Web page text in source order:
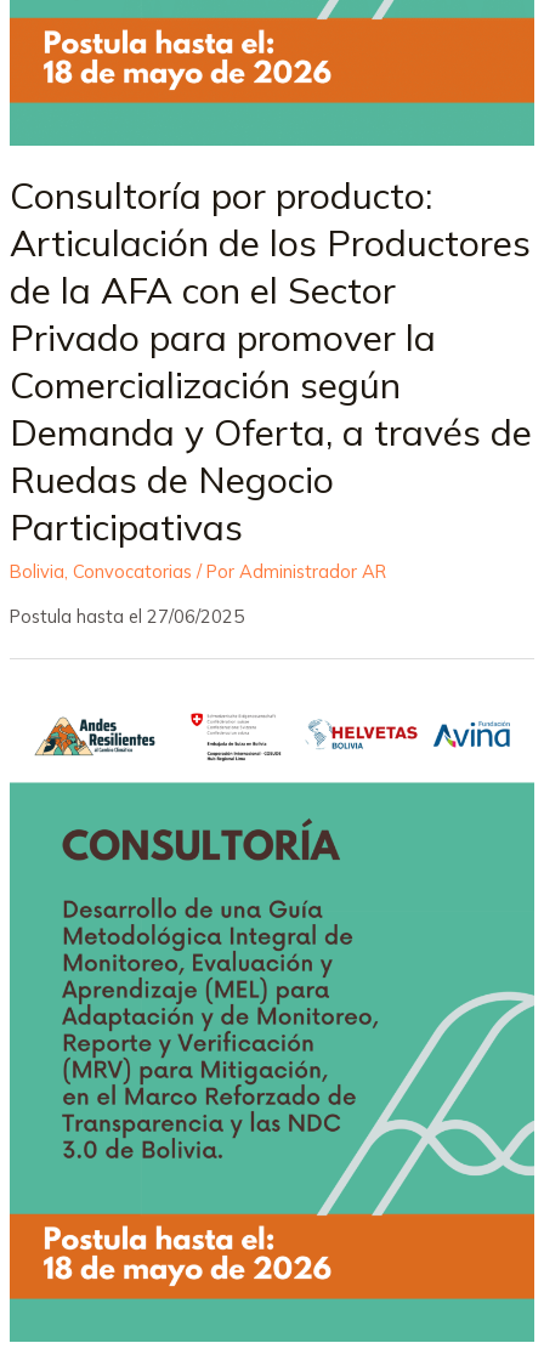
Consultoría por producto:
Articulación de los Productores
de la AFA con el Sector
Privado para promover la
Comercialización según
Demanda y Oferta, a través de
Ruedas de Negocio
Participativas
Bolivia, Convocatorias / Por Administrador AR
Postula hasta el 27/06/2025